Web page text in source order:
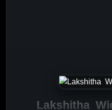
Lakshitha